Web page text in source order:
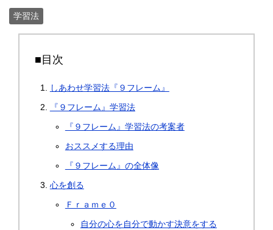
学習法
■目次
しあわせ学習法『９フレーム』
『９フレーム』学習法
『９フレーム』学習法の考案者
おススメする理由
『９フレーム』の全体像
心を創る
Ｆｒａｍｅ０
自分の心を自分で動かす決意をする